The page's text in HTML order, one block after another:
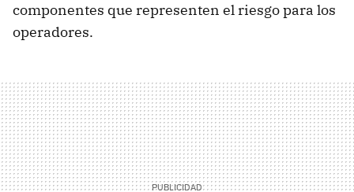
componentes que representen el riesgo para los
operadores.